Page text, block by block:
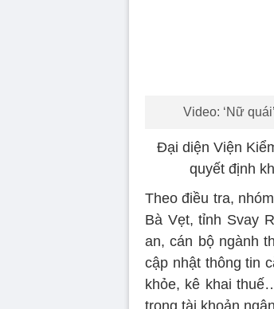
Video: ‘Nữ
Đại diện Viện
quyết định
Theo điều tra,
Bà Vẹt, tỉnh Svay
an, cán bộ ngành
cập nhật thông tin
khỏe, kê khai
trong tài khoản